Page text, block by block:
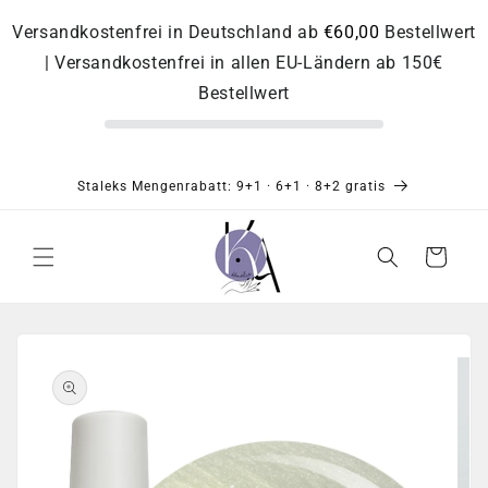
Versandkostenfrei in Deutschland ab €60,00 Bestellwert
| Versandkostenfrei in allen EU-Ländern ab 150€
Bestellwert
zum
Inhalt
Staleks Mengenrabatt: 9+1 · 6+1 · 8+2 gratis
Warenkorb